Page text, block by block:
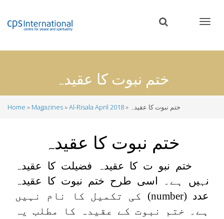
content
ختم نبوت کا عقیدہ
Home Magazines Al-Risala April 2018 ختم نبوت کا عقیدہ
ختم نبوت کا عقیدہ
ختم نبو ت کا عقیدہ فضیلت کا عقیدہ
نہیں ہے۔ اسی طرح ختم نبوت کا عقیدہ
عدد (number) کی تکمیل کا نام نہیں
ہے۔ ختم نبوت کے عقیدہ کا مطلب یہ